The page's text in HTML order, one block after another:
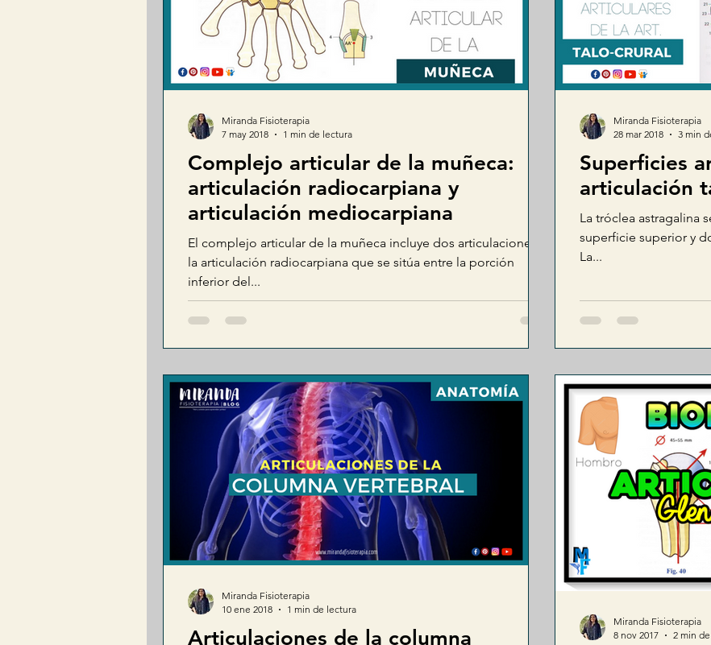
Fisioterapia Fisioterapia en el embarazo Fisioterapia
Evaluación fisiátrica Historia clínica fisiátrica Cuestionarios-pruebas-clasificacion
Complejo articular de la muñeca:
articulación radiocarpiana y
articulación mediocarpiana
El complejo articular de la muñeca incluye dos articulaciones:
la articulación radiocarpiana que se sitúa entre la porción
inferior del...
Miranda Fisioterapia
7 may 2018
1 min de lectura
Superficies
articulación
La tróclea astragalina
superficie superior y
La...
Miranda Fisioterapia
28 mar 2018
3 min
Articulaciones de la columna
Miranda Fisioterapia
10 ene 2018
1 min de lectura
Miranda Fisioterapia
8 nov 2017
2 min